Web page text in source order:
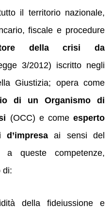
il territorio nazionale,
fiscale e procedure
della crisi da
3/2012) iscritto negli
Giustizia; opera come
di un Organismo di
(OCC) e comeesperto
ai sensi del
a queste competenze,
di:
della fideiussione e